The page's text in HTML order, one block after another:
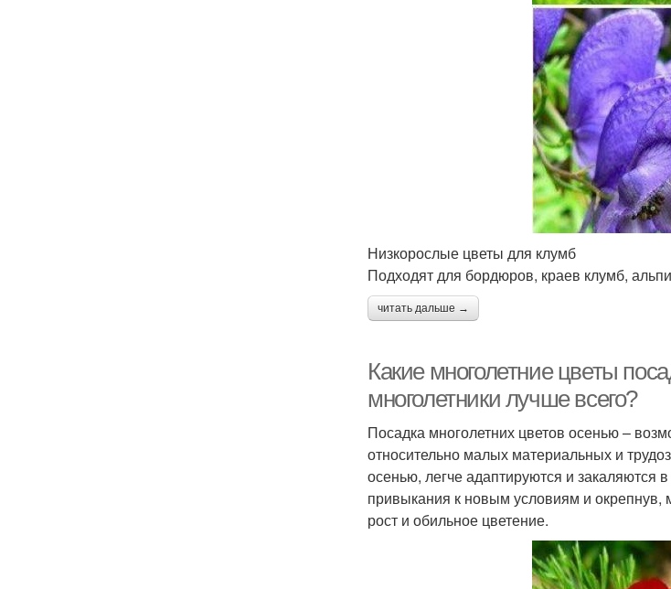
Низкорослые цветы для клумб
Подходят для бордюров, краев клумб,
читать дальше →
Какие многолетние цветы
многолетники лучше всего?
Посадка многолетних цветов осенью –
относительно малых материальных и
осенью, легче адаптируются и
привыкания к новым условиям и окрепнув,
рост и обильное цветение.